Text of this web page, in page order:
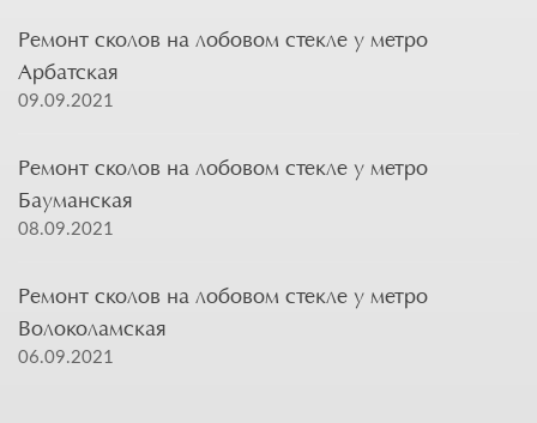
Ремонт сколов на лобовом стекле у метро
Арбатская
09.09.2021
Ремонт сколов на лобовом стекле у метро
Бауманская
08.09.2021
Ремонт сколов на лобовом стекле у метро
Волоколамская
06.09.2021